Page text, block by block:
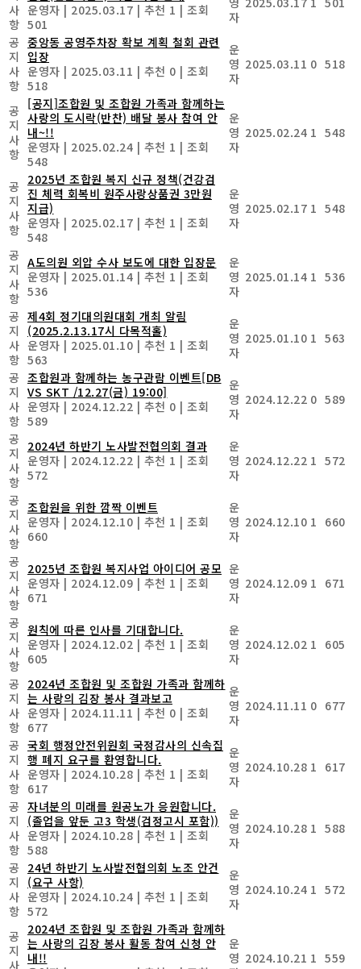
사
항
운영자 | 2025.03.17 | 추천 1 | 조회
501
자
공
지
사
항
중앙동 공영주차장 확보 계획 철회 관련
입장
운영자 | 2025.03.11 | 추천 0 | 조회
518
운
영
자
2025.03.11 0 518
공
지
사
항
[공지]조합원 및 조합원 가족과 함께하는
사랑의 도시락(반찬) 배달 봉사 참여 안
내~!!
운영자 | 2025.02.24 | 추천 1 | 조회
548
운
영
자
2025.02.24 1 548
공
지
사
항
2025년 조합원 복지 신규 정책(건강검
진 체력 회복비 원주사랑상품권 3만원
지급)
운영자 | 2025.02.17 | 추천 1 | 조회
548
운
영
자
2025.02.17 1 548
공
지
사
항
A도의원 외압 수사 보도에 대한 입장문
운영자 | 2025.01.14 | 추천 1 | 조회
536
운
영
자
2025.01.14 1 536
공
지
사
항
제4회 정기대의원대회 개최 알림
(2025.2.13.17시 다목적홀)
운영자 | 2025.01.10 | 추천 1 | 조회
563
운
영
자
2025.01.10 1 563
공
지
사
항
조합원과 함께하는 농구관람 이벤트[DB
VS SKT /12.27(금) 19:00]
운영자 | 2024.12.22 | 추천 0 | 조회
589
운
영
자
2024.12.22 0 589
공
지
사
항
2024년 하반기 노사발전협의회 결과
운영자 | 2024.12.22 | 추천 1 | 조회
572
운
영
자
2024.12.22 1 572
공
지
사
항
조합원을 위한 깜짝 이벤트
운영자 | 2024.12.10 | 추천 1 | 조회
660
운
영
자
2024.12.10 1 660
공
지
사
항
2025년 조합원 복지사업 아이디어 공모
운영자 | 2024.12.09 | 추천 1 | 조회
671
운
영
자
2024.12.09 1 671
공
지
사
항
원칙에 따른 인사를 기대합니다.
운영자 | 2024.12.02 | 추천 1 | 조회
605
운
영
자
2024.12.02 1 605
공
지
사
항
2024년 조합원 및 조합원 가족과 함께하
는 사랑의 김장 봉사 결과보고
운영자 | 2024.11.11 | 추천 0 | 조회
677
운
영
자
2024.11.11 0 677
공
지
사
항
국회 행정안전위원회 국정감사의 신속집
행 폐지 요구를 환영합니다.
운영자 | 2024.10.28 | 추천 1 | 조회
617
운
영
자
2024.10.28 1 617
공
지
사
항
자녀분의 미래를 원공노가 응원합니다.
(졸업을 앞둔 고3 학생(검정고시 포함))
운영자 | 2024.10.28 | 추천 1 | 조회
588
운
영
자
2024.10.28 1 588
공
지
사
항
24년 하반기 노사발전협의회 노조 안건
(요구 사항)
운영자 | 2024.10.24 | 추천 1 | 조회
572
운
영
자
2024.10.24 1 572
공
지
사
2024년 조합원 및 조합원 가족과 함께하
는 사랑의 김장 봉사 활동 참여 신청 안
내!!
운
영 2024.10.21 1 559